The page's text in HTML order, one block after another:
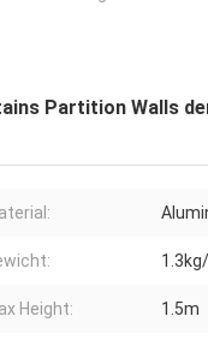
Partition Walls
Height: 1.5m